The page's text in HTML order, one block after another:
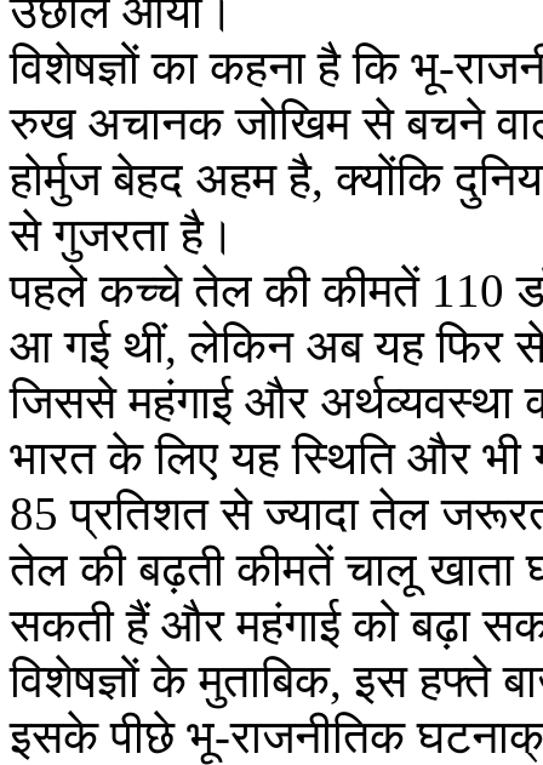
उछाल आया।
विशेषज्ञों का कहना है कि भू-
रुख अचानक जोखिम से बचने
होर्मुज बेहद अहम है, क्योंकि
से गुजरता है।
पहले कच्चे तेल की कीमतें 110
आ गई थीं, लेकिन अब यह फिर
जिससे महंगाई और अर्थव्यवस्था
भारत के लिए यह स्थिति और भी
85 प्रतिशत से ज्यादा तेल
तेल की बढ़ती कीमतें चालू खाता
सकती हैं और महंगाई को बढ़ा
विशेषज्ञों के मुताबिक, इस हफ्ते
इसके पीछे भू-राजनीतिक